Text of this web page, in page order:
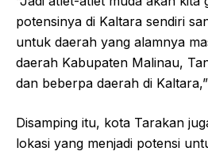
potensinya di Kaltara sendiri
untuk daerah yang alamnya
daerah Kabupaten Malinau,
dan beberpa daerah di
Disamping itu, kota Tarakan
lokasi yang menjadi potensi